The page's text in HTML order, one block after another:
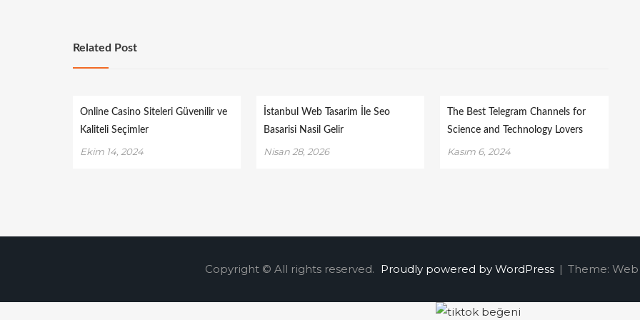
Related Post
Online Casino Siteleri Güvenilir ve
Kaliteli Seçimler
Ekim 14, 2024
İstanbul Web Tasarim İle Seo
Basarisi Nasil Gelir
Nisan 28, 2026
The Best Telegram Channels for
Science and Technology Lovers
Kasım 6, 2024
Copyright © All rights reserved. Proudly powered by WordPress | Theme: